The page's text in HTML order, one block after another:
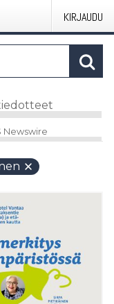
KIRJAUDU
Newswire